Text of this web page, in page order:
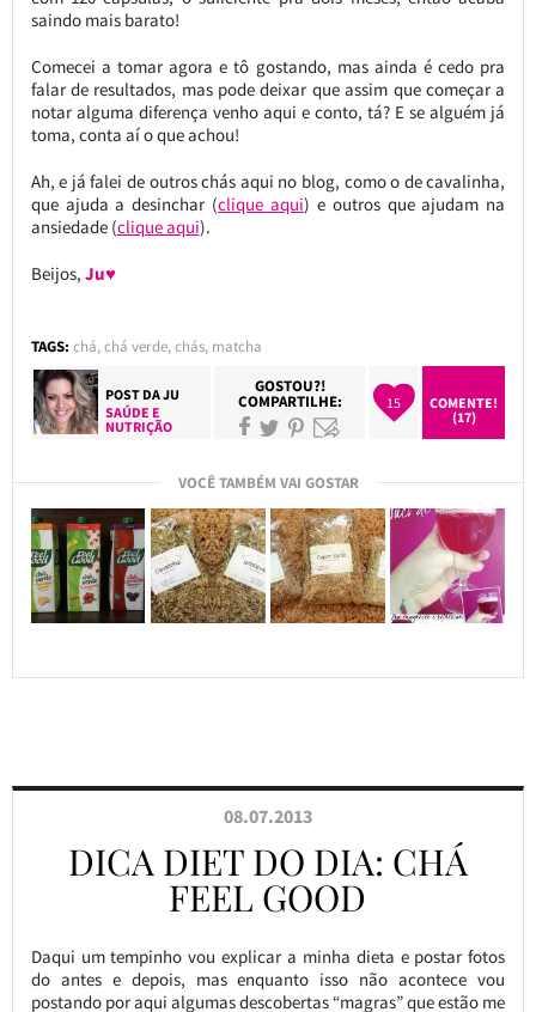
saindo mais barato!
Comecei a tomar agora e tô gostando, mas ainda é cedo pra
falar de resultados, mas pode deixar que assim que começar a
notar alguma diferença venho aqui e conto, tá? E se alguém já
toma, conta aí o que achou!
Ah, e já falei de outros chás aqui no blog, como o de cavalinha,
que ajuda a desinchar (clique aqui) e outros que ajudam na
ansiedade (clique aqui).
Beijos, Ju♥
TAGS: chá,chá verde,chás, matcha
POST DAJU
SAÚDE E
NUTRIÇÃO
GOSTOU?!
COMPARTILHE: 15
COMENTE!
(17)
VOCÊ TAMBÉM VAI GOSTAR
08.07.2013
DICA DIET DO DIA: CHÁ
FEEL GOOD
Daqui um tempinho vou explicar a minha dieta e postar fotos
do antes e depois, mas enquanto isso não acontece vou
postando por aqui algumas descobertas “magras” que estão me